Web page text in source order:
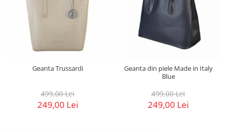
Geanta Trussardi
499,00 Lei
249,00 Lei
Geanta din piele Made in Italy
Blue
499,00 Lei
249,00 Lei